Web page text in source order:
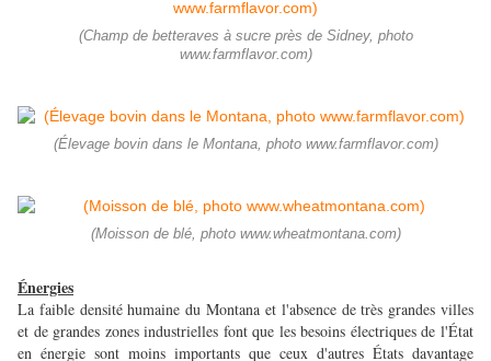
(Champ de betteraves à sucre près de Sidney, photo
www.farmflavor.com)
(Élevage bovin dans le Montana, photo www.farmflavor.com)
(Moisson de blé, photo www.wheatmontana.com)
Énergies
La faible densité humaine du Montana et l'absence de très grandes villes
et de grandes zones industrielles font que les besoins électriques de l'État
en énergie sont moins importants que ceux d'autres États davantage